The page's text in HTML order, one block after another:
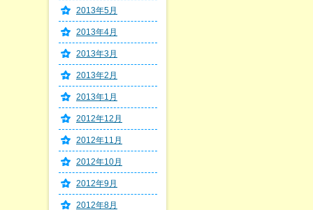
2013年5月
2013年4月
2013年3月
2013年2月
2013年1月
2012年12月
2012年11月
2012年10月
2012年9月
2012年8月